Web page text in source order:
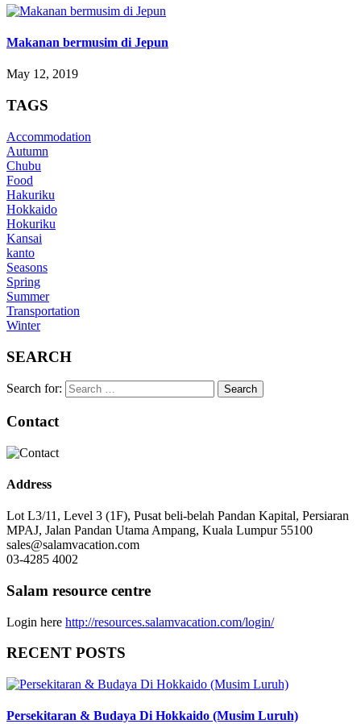
Makanan bermusim di Jepun
May 12, 2019
TAGS
Accommodation
Autumn
Chubu
Food
Hakuriku
Hokkaido
Hokuriku
Kansai
kanto
Seasons
Spring
Summer
Transportation
Winter
SEARCH
Search for:
Contact
Address
Lot L3/11, Level 3 (1F), Pusat beli-belah Pandan Kapital, Persiaran
MPAJ, Jalan Pandan Utama Ampang, Kuala Lumpur 55100
sales@salamvacation.com
03-4285 4002
Salam resource centre
Login here http://resources.salamvacation.com/login/
RECENT POSTS
Persekitaran & Budaya Di Hokkaido (Musim Luruh)